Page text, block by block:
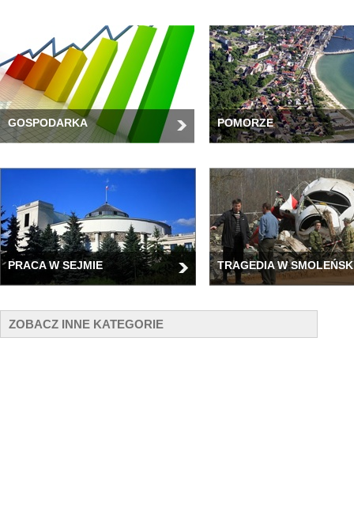
GOSPODARKA POMORZE
PRACA W SEJMIE TRAGEDIA W
ZOBACZ INNE KATEGORIE